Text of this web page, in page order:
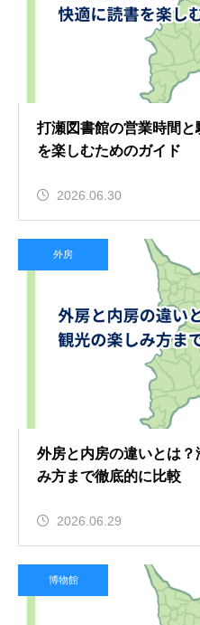
打瀬図書館の営業時間
を楽しむためのガイド
2026.06.30
外房
外房と内房の違いとは
み方まで徹底的に比較
2026.06.29
博物館